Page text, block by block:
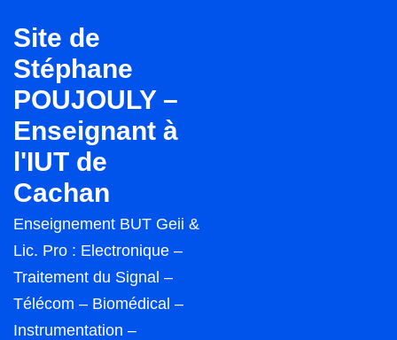
passer
au
contenu
principal
Site de
Stéphane
POUJOULY –
Enseignant à
l'IUT de
Cachan
Enseignement BUT Geii &
Lic. Pro : Electronique –
Traitement du Signal –
Télécom – Biomédical –
Instrumentation –